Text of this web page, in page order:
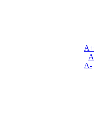
A+
A
A-